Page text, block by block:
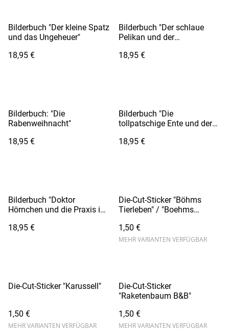
Bilderbuch "Der kleine Spatz
und das Ungeheuer"
18,95 €
Bilderbuch "Der schlaue
Pelikan und der
18,95 €
Bilderbuch: "Die
Rabenweihnacht"
18,95 €
Bilderbuch "Die
tollpatschige Ente und der
18,95 €
Bilderbuch "Doktor
Hörnchen und die Praxis im
18,95 €
Die-Cut-Sticker "Böhms
Tierleben" / "Boehms
1,50 €
MEHR VARIANTEN VERFÜGBAR
Die-Cut-Sticker "Karussell"
1,50 €
MEHR VARIANTEN VERFÜGBAR
Die-Cut-Sticker
"Raketenbaum B&B"
1,50 €
MEHR VARIANTEN VERFÜGBAR